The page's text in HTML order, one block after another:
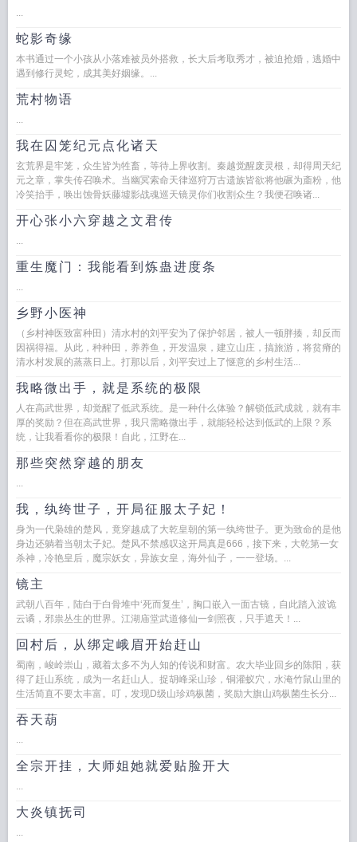
...
蛇影奇缘
本书通过一个小孩从小落难被员外搭救，长大后考取秀才，被迫抢婚，逃婚中
遇到修行灵蛇，成其美好姻缘。...
荒村物语
...
我在囚笼纪元点化诸天
玄荒界是牢笼，众生皆为牲畜，等待上界收割。秦越觉醒废灵根，却得周天纪
元之章，掌失传召唤术。当幽冥索命天律巡狩万古遗族皆欲将他碾为齑粉，他
冷笑抬手，唤出蚀骨妖藤墟影战魂巡天镜灵你们收割众生？我便召唤诸...
开心张小六穿越之文君传
...
重生魔门：我能看到炼蛊进度条
...
乡野小医神
（乡村神医致富种田）清水村的刘平安为了保护邻居，被人一顿胖揍，却反而
因祸得福。从此，种种田，养养鱼，开发温泉，建立山庄，搞旅游，将贫瘠的
清水村发展的蒸蒸日上。打那以后，刘平安过上了惬意的乡村生活...
我略微出手，就是系统的极限
人在高武世界，却觉醒了低武系统。是一种什么体验？解锁低武成就，就有丰
厚的奖励？但在高武世界，我只需略微出手，就能轻松达到低武的上限？系
统，让我看看你的极限！自此，江野在...
那些突然穿越的朋友
...
我，纨绔世子，开局征服太子妃！
身为一代枭雄的楚风，竟穿越成了大乾皇朝的第一纨绔世子。更为致命的是他
身边还躺着当朝太子妃。楚风不禁感叹这开局真是666，接下来，大乾第一女
杀神，冷艳皇后，魔宗妖女，异族女皇，海外仙子，一一登场。...
镜主
武朝八百年，陆白于白骨堆中‘死而复生’，胸口嵌入一面古镜，自此踏入波诡
云谲，邪祟丛生的世界。江湖庙堂武道修仙一剑照夜，只手遮天！...
回村后，从绑定峨眉开始赶山
蜀南，峻岭崇山，藏着太多不为人知的传说和财富。农大毕业回乡的陈阳，获
得了赶山系统，成为一名赶山人。捉胡峰采山珍，铜灌蚁穴，水淹竹鼠山里的
生活简直不要太丰富。叮，发现D级山珍鸡枞菌，奖励大旗山鸡枞菌生长分...
吞天葫
...
全宗开挂，大师姐她就爱贴脸开大
...
大炎镇抚司
...